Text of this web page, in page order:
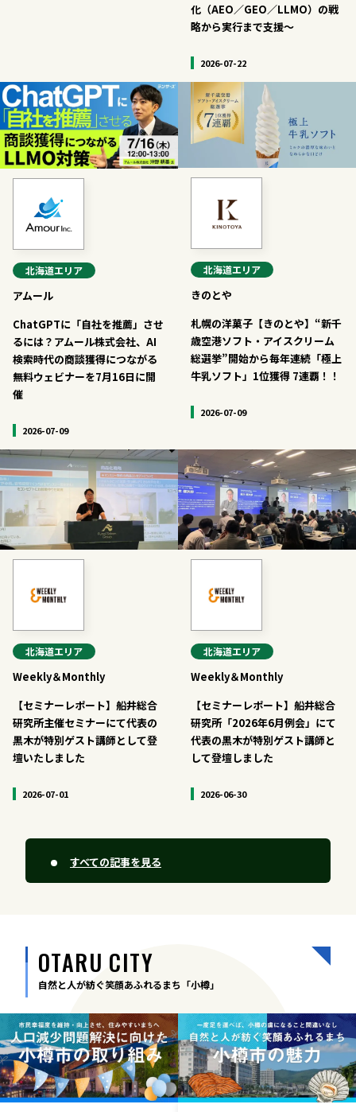
化（AEO／GEO／LLMO）の戦
略から実行まで支援～
2026-07-22
北海道エリア
アムール
ChatGPTに「自社を推薦」させ
るには？アムール株式会社、AI
検索時代の商談獲得につながる
無料ウェビナーを7月16日に開
催
2026-07-09
北海道エリア
きのとや
札幌の洋菓子【きのとや】“新千
歳空港ソフト・アイスクリーム
総選挙”開始から毎年連続「極上
牛乳ソフト」1位獲得 7連覇！！
2026-07-09
北海道エリア
Weekly＆Monthly
【セミナーレポート】船井総合
研究所主催セミナーにて代表の
黒木が特別ゲスト講師として登
壇いたしました
2026-07-01
北海道エリア
Weekly＆Monthly
【セミナーレポート】船井総合
研究所「2026年6月例会」にて
代表の黒木が特別ゲスト講師と
して登壇しました
2026-06-30
すべての記事を見る
OTARU CITY
自然と人が紡ぐ笑顔あふれるまち「小樽」